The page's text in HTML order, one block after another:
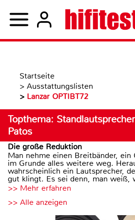
Startseite
> Ausstattungslisten
>
Lanzar OPTIBT72
Topthema:
Patos
Die große Reduktion
Man nehme einen Breitbänder, ein
im Grunde alles weitere weg.
wahrscheinlich ein Lautsprecher,
gut klingt. Es sei denn, man weiß,
>> Mehr erfahren
>> Alle anzeigen